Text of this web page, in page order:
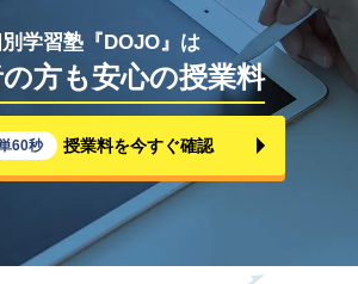
学習塾『DOJO』は
方も安心の授業料
60秒 授業料を今すぐ確認